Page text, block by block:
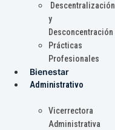
Descentralización
y
Desconcentración
Prácticas
Profesionales
Bienestar
Administrativo
Vicerrectora
Administrativa